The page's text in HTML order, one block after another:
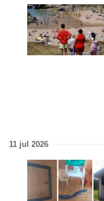
11 jul 2026